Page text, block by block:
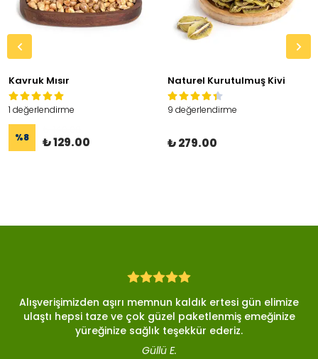
Kavruk Mısır
1 değerlendirme
%8 ₺ 129.00
Naturel Kurutulmuş Kivi
9 değerlendirme
₺ 279.00
Alışverişimizden aşırı memnun kaldık ertesi gün elimize
ulaştı hepsi taze ve çok güzel paketlenmiş emeğinize
yüreğinize sağlık teşekkür ederiz.
Güllü E.